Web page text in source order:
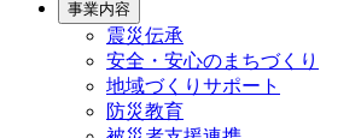
事業内容
震災伝承
安全・安心のまちづくり
地域づくりサポート
防災教育